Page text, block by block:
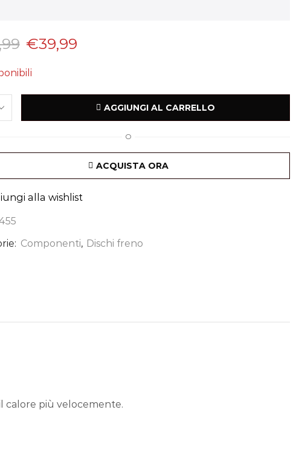
€39,99
AGGIUNGI AL CARRELLO
O
ACQUISTA ORA
alla wishlist
Componenti, Dischi freno
calore più velocemente.